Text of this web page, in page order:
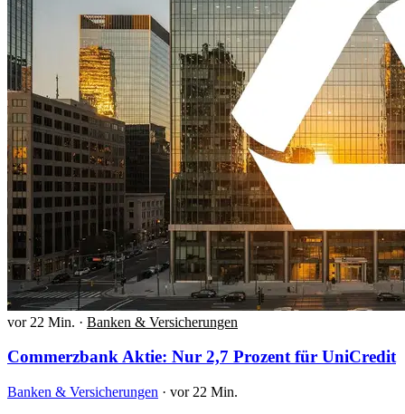
vor 22 Min. · Banken & Versicherungen
Commerzbank Aktie: Nur 2,7 Prozent für UniCredit
Banken & Versicherungen · vor 22 Min.